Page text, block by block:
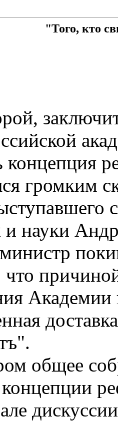
"Того, кто
концепция
громким
и науки
Академии
общее